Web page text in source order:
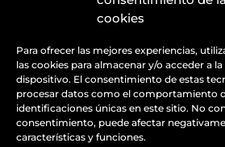
cookies
Para ofrecer las mejores experiencias,
las cookies para almacenar y/o acceder a
dispositivo. El consentimiento de estas
procesar datos como el comportamiento
identificaciones únicas en este sitio. No
consentimiento, puede afectar
características y funciones.